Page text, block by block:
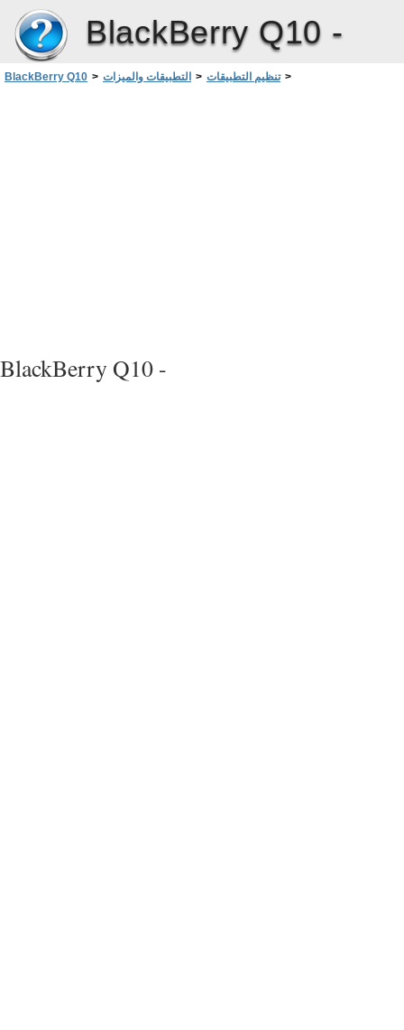
BlackBerry Q10 -
BlackBerry Q10 > التطبيقات والميزات > تنظيم التطبيقات >
BlackBerry Q10 -